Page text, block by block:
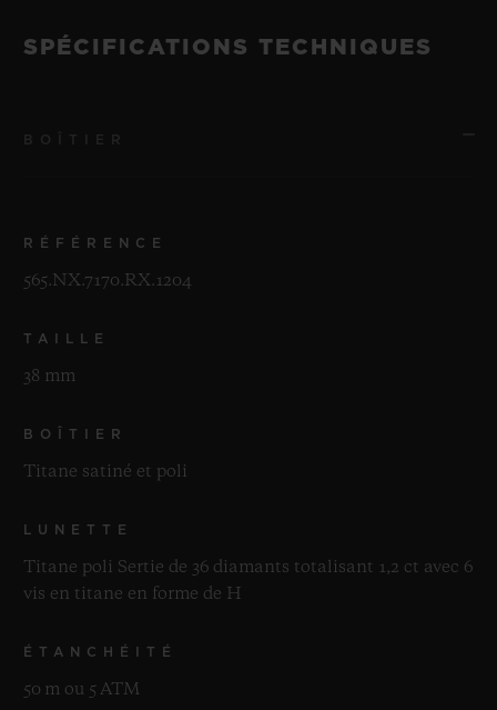
SPÉCIFICATIONS TECHNIQUES
RÉFÉRENCE
565.NX.7170.RX.1204
TAILLE
38 mm
BOÎTIER
Titane satiné et poli
LUNETTE
Titane poli Sertie de 36 diamants totalisant 1,2 ct avec 6
vis en titane en forme de H
ÉTANCHÉITÉ
50 m ou 5 ATM